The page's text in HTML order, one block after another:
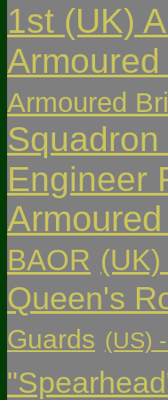
1st (UK)
Armoured
Squadron
Engineer
BAOR
Queen's
Guards (US)